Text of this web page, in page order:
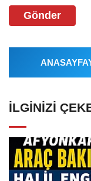
Gönder
İLGINIZI